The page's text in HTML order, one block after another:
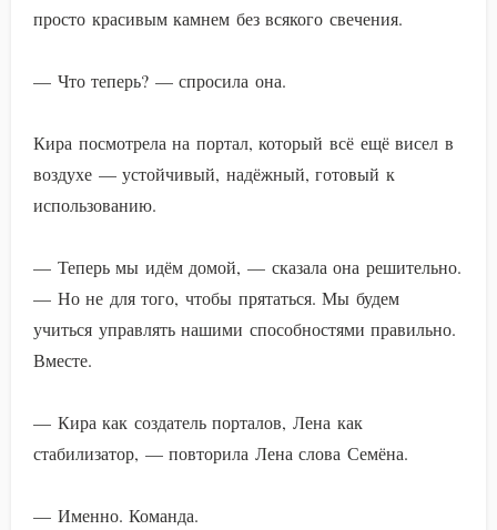
просто красивым камнем без всякого свечения.
— Что теперь? — спросила она.
Кира посмотрела на портал, который всё ещё висел в
воздухе — устойчивый, надёжный, готовый к
использованию.
— Теперь мы идём домой, — сказала она решительно.
— Но не для того, чтобы прятаться. Мы будем
учиться управлять нашими способностями правильно.
Вместе.
— Кира как создатель порталов, Лена как
стабилизатор, — повторила Лена слова Семёна.
— Именно. Команда.